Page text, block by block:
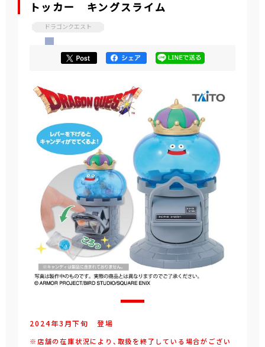
トッカー キングスライム
ドラゴンクエスト
2024年3 月下旬 登場
※店舗の在庫状況により、取扱を終了している場合がござい